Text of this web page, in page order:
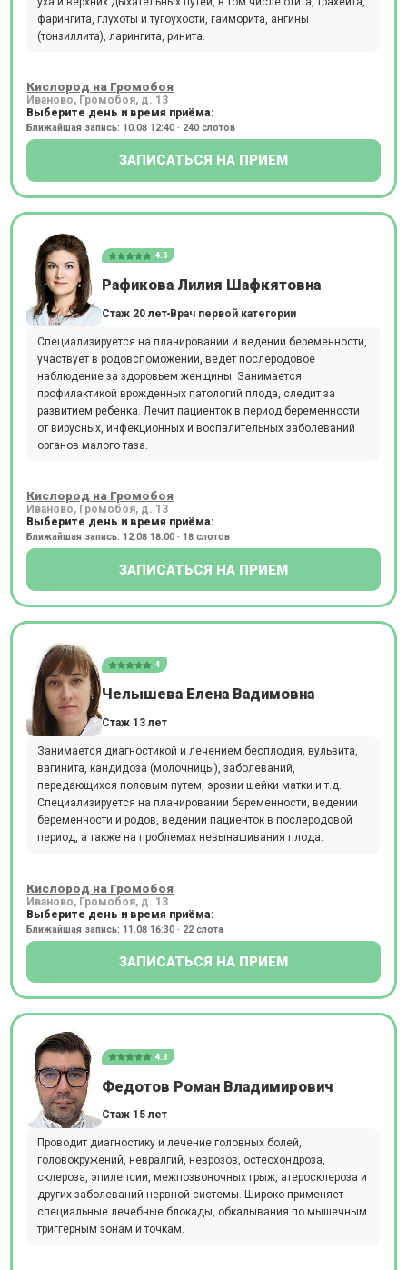
фарингита, глухоты и тугоухости, гайморита, ангины
(тонзиллита), ларингита, ринита.
Кислород на Громобоя
Иваново, Громобоя, д. 13
Выберите день и время приёма:
Ближайшая запись: 10.08 12:40 · 240 слотов
ЗАПИСАТЬСЯ НА ПРИЕМ
4.5
Рафикова Лилия Шафкятовна
Стаж 20 лет Врач первой категории
Специализируется на планировании и ведении беременности,
участвует в родовспоможении, ведет послеродовое
наблюдение за здоровьем женщины. Занимается
профилактикой врожденных патологий плода, следит за
развитием ребенка. Лечит пациенток в период беременности
от вирусных, инфекционных и воспалительных заболеваний
органов малого таза.
Кислород на Громобоя
Иваново, Громобоя, д. 13
Выберите день и время приёма:
Ближайшая запись: 12.08 18:00 · 18 слотов
ЗАПИСАТЬСЯ НА ПРИЕМ
4
Челышева Елена Вадимовна
Стаж 13 лет
Занимается диагностикой и лечением бесплодия, вульвита,
вагинита, кандидоза (молочницы), заболеваний,
передающихся половым путем, эрозии шейки матки и т.д.
Специализируется на планировании беременности, ведении
беременности и родов, ведении пациенток в послеродовой
период, а также на проблемах невынашивания плода.
Кислород на Громобоя
Иваново, Громобоя, д. 13
Выберите день и время приёма:
Ближайшая запись: 11.08 16:30 · 22 слота
ЗАПИСАТЬСЯ НА ПРИЕМ
4.3
Федотов Роман Владимирович
Стаж 15 лет
Проводит диагностику и лечение головных болей,
головокружений, невралгий, неврозов, остеохондроза,
склероза, эпилепсии, межпозвоночных грыж, атеросклероза и
других заболеваний нервной системы. Широко применяет
специальные лечебные блокады, обкалывания по мышечным
триггерным зонам и точкам.